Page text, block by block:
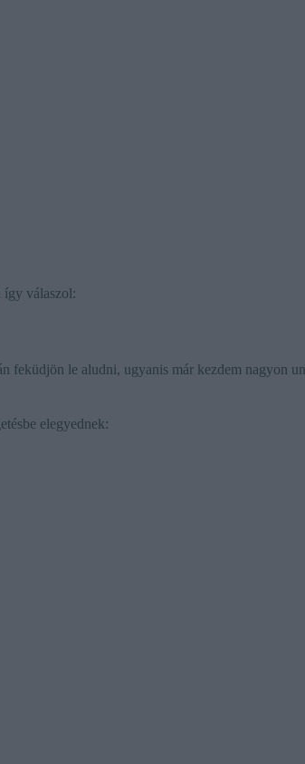
így válaszol:
feküdjön le aludni, ugyanis már kezdem nagyon
elegyednek: